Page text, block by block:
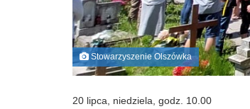
Stowarzyszenie Olszówka
20 lipca, niedziela, godz. 10.00